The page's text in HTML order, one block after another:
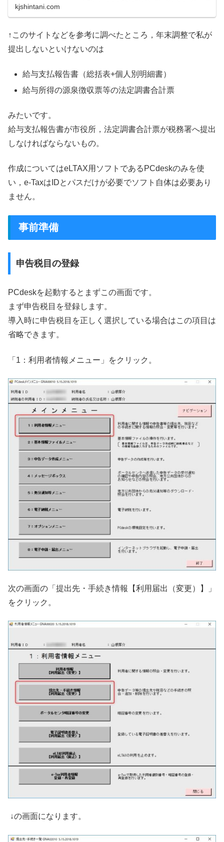
kjshintani.com
↑このサイトなどを参考に調べたところ，年末調整で私が
提出しないといけないのは
給与支払報告書（総括表+個人別明細書）
給与所得の源泉徴収票等の法定調書合計票
みたいです。
給与支払報告書が市役所，法定調書合計票が税務署へ提出
しなければならないもの。
作成についてはeLTAX用ソフトであるPCdeskのみを使
い，e-TaxはIDとパスだけが必要でソフト自体は必要あり
ません。
事前準備
申告税目の登録
PCdeskを起動するとまずこの画面です。
まず申告税目を登録します。
導入時に申告税目を正しく選択している場合はこの項目は
省略できます。
「1：利用者情報メニュー」をクリック。
次の画面の「提出先・手続き情報【利用届出（変更）】」
をクリック。
↓の画面になります。